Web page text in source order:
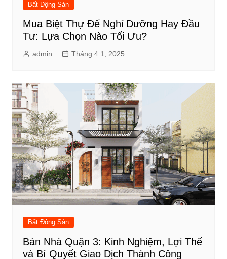
Bất Động Sản
Mua Biệt Thự Để Nghỉ Dưỡng Hay Đầu
Tư: Lựa Chọn Nào Tối Ưu?
admin Tháng 4 1, 2025
Bất Động Sản
Bán Nhà Quận 3: Kinh Nghiệm, Lợi Thế
và Bí Quyết Giao Dịch Thành Công